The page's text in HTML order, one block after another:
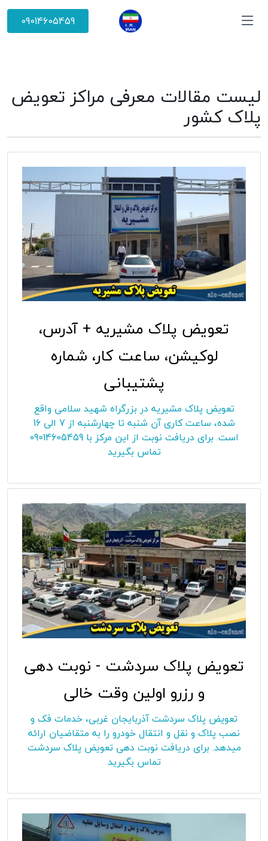
09014605459
لیست مقالات معرفی مراکز تعویض
پلاک کشور
تعویض پلاک مشیریه + آدرس،
لوکیشن، ساعت کار، شماره
پشتیبانی
تعویض پلاک مشیریه در بزرگراه شهید سلامی واقع
شده، ساعت کاری آن شنبه تا چهارشنبه از 7 الی 16
است. برای دریافت نوبت از این مرکز با 09014605459
تماس بگیرید
تعویض پلاک سردشت - نوبت دهی
و رزرو اولین وقت خالی
تعویض پلاک سردشت آذربایجان غربی، خدمات فک و
نصب پلاک و نقل و انتقال خودرو را به متقاضیان ارائه
میدهد. برای دریافت نوبت دهی تعویض پلاک سردشت
تماس بگیرید